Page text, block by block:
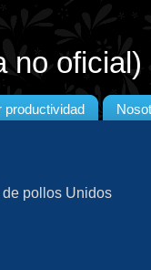
no oficial)
productividad
pollos Unidos